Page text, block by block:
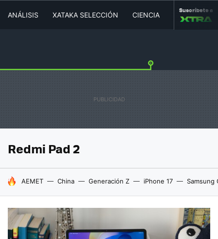
ANÁLISIS XATAKA SELECCIÓN CIENCIA MOVILIDAD
Suscríbete a
Redmi Pad 2
HOY SE HABLA DE
AEMET China Generación Z iPhone 17 Samsung